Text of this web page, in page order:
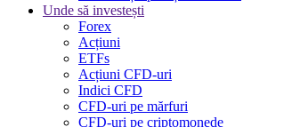
Unde să investești
Forex
Acțiuni
ETFs
Acțiuni CFD-uri
Indici CFD
CFD-uri pe mărfuri
CFD-uri pe criptomonede